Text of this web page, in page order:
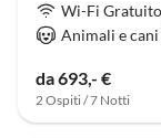
Wi-Fi
Animali e cani
da 693,- €
2 Ospiti / 7 Notti
4.7 (4)